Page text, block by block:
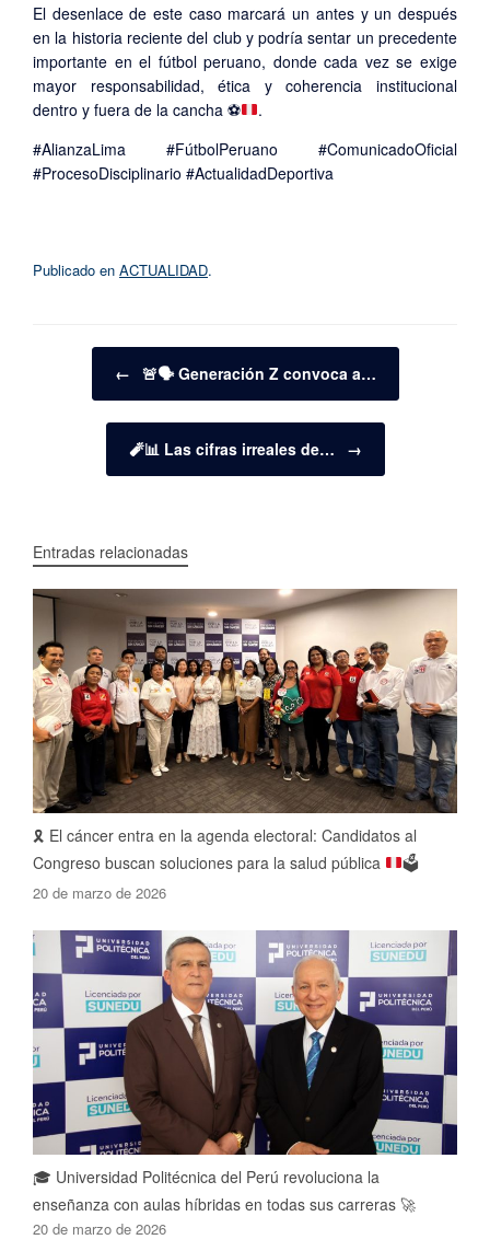
El desenlace de este caso marcará un antes y un después
en la historia reciente del club y podría sentar un precedente
importante en el fútbol peruano, donde cada vez se exige
mayor responsabilidad, ética y coherencia institucional
dentro y fuera de la cancha ⚽
.
#AlianzaLima #FútbolPeruano #ComunicadoOficial
#ProcesoDisciplinario #ActualidadDeportiva
Publicado en ACTUALIDAD.
← 🚨🗣️ Generación Z convoca a…
🧨📊 Las cifras irreales de… →
Entradas relacionadas
🎗️ El cáncer entra en la agenda electoral: Candidatos al
Congreso buscan soluciones para la salud pública
🗳️
20 de marzo de 2026
🎓 Universidad Politécnica del Perú revoluciona la
enseñanza con aulas híbridas en todas sus carreras 🚀
20 de marzo de 2026